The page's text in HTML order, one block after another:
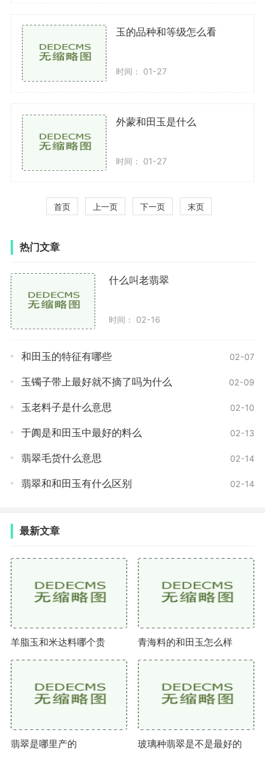
玉的品种和等级怎么看
时间： 01-27
外蒙和田玉是什么
时间： 01-27
首页 上一页 下一页 末页
热门文章
什么叫老翡翠
时间： 02-16
和田玉的特征有哪些 02-07
玉镯子带上最好就不摘了吗为什么 02-09
玉老料子是什么意思 02-10
于阗是和田玉中最好的料么 02-13
翡翠毛货什么意思 02-14
翡翠和和田玉有什么区别 02-14
最新文章
羊脂玉和米达料哪个贵 青海料的和田玉怎么样
翡翠是哪里产的 玻璃种翡翠是不是最好的